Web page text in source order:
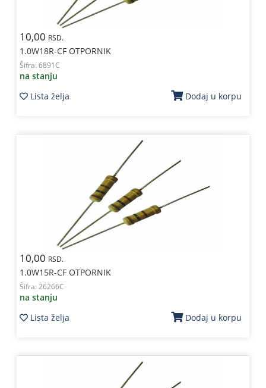
10,00 RSD.
1.0W18R-CF OTPORNIK
Šifra: 6891C
na stanju
Lista želja
Dodaj u korpu
10,00 RSD.
1.0W15R-CF OTPORNIK
Šifra: 26266C
na stanju
Lista želja
Dodaj u korpu